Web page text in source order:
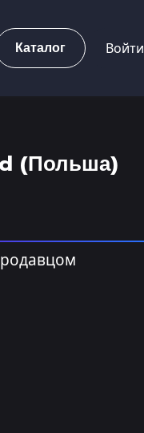
Каталог Войти
(Польша)